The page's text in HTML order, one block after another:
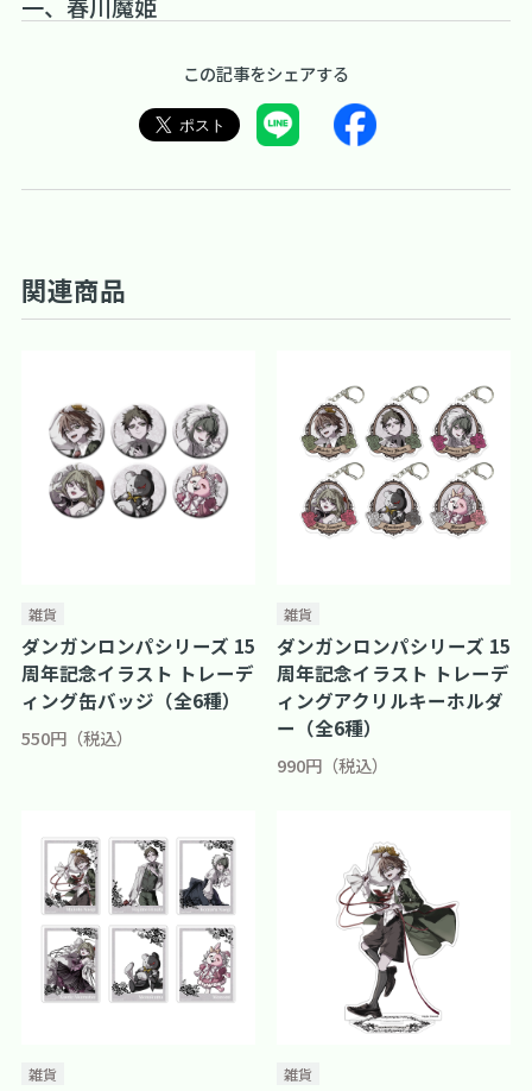
この記事をシェアする
関連商品
雑貨
ダンガンロンパシリーズ 15
周年記念イラスト トレーデ
ィング缶バッジ（全6種）
550円（税込）
雑貨
ダンガンロンパシリーズ 15
周年記念イラスト トレーデ
ィングアクリルキーホルダ
ー（全6種）
990円（税込）
雑貨 雑貨